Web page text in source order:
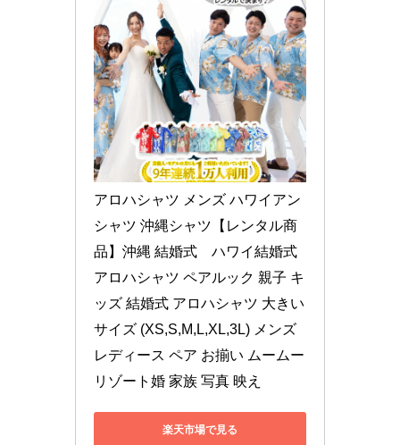
アロハシャツ メンズ ハワイアン
シャツ 沖縄シャツ【レンタル商
品】沖縄 結婚式　ハワイ結婚式
アロハシャツ ペアルック 親子 キ
ッズ 結婚式 アロハシャツ 大きい
サイズ (XS,S,M,L,XL,3L) メンズ
レディース ペア お揃い ムームー
リゾート婚 家族 写真 映え
楽天市場で見る